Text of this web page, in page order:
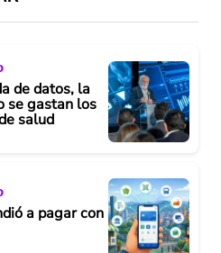
de datos, la
se gastan los
salud
a pagar con